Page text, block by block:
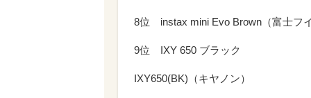
8位 instax mini Evo Brown（富士フイ
9位 IXY 650 ブラック
IXY650(BK)（キヤノン）